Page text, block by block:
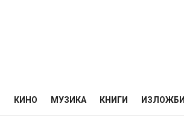
КИНО МУЗИКА КНИГИ ИЗЛОЖБИ